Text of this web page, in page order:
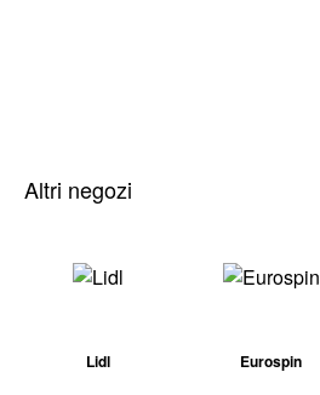
Altri negozi
Lidl Eurospin